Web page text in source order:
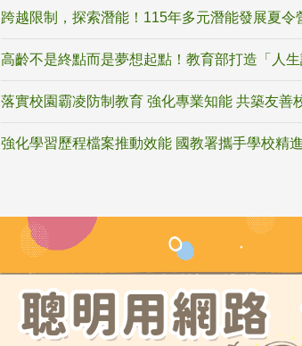
跨越限制，探索潛能！115年多元潛能發展夏令
高齡不是終點而是夢想起點！教育部打造「人
落實校園霸凌防制教育 強化專業知能 共築友善
強化學習歷程檔案推動效能 國教署攜手學校精